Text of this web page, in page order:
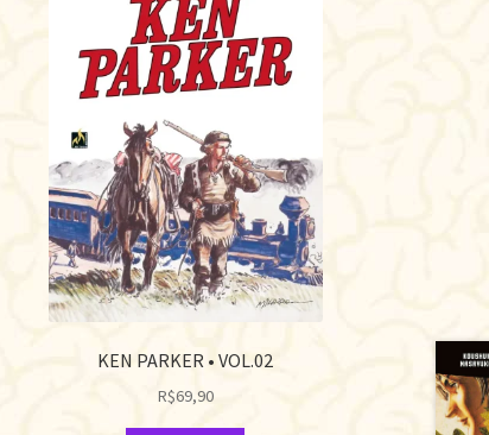
KEN PARKER • VOL.02
R$69,90